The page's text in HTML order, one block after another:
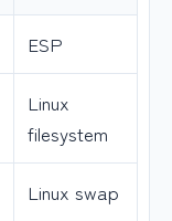
ESP
Linux
filesystem
Linux swap